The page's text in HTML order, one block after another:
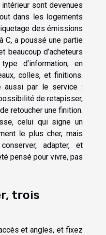
intérieur sont devenues
dans les logements
des émissions
C, a poussé une partie
beaucoup d’acheteurs
d’information, en
colles, et finitions.
aussi par le service :
de retapisser,
retoucher une finition.
celui qui signe un
le plus cher, mais
adapter, et
pensé pour vivre, pas
trois
et angles, et fixez